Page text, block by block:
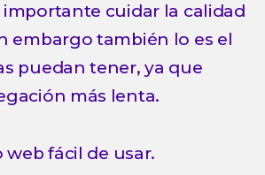
importante cuidar la calidad
embargo también lo es el
puedan tener, ya que
más lenta.
web fácil de usar.